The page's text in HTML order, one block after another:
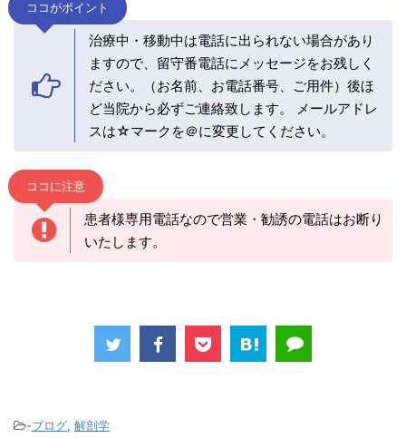
ココがポイント
治療中・移動中は電話に出られない場合があり
ますので、留守番電話にメッセージをお残しく
ださい。（お名前、お電話番号、ご用件）後ほ
ど当院から必ずご連絡致します。 メールアドレ
スは☆マークを＠に変更してください。
ココに注意
患者様専用電話なので営業・勧誘の電話はお断り
いたします。
-ブログ, 解剖学